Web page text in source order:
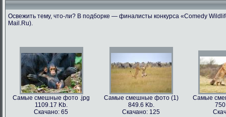
Освежить тему, что-ли? В подборке — финалисты конкурса «Comedy
Mail.Ru).
Самые смешные фото .jpg
1109.17 Kb.
Скачано: 65
Самые смешные фото (1)
849.6 Kb.
Скачано: 125
Самые